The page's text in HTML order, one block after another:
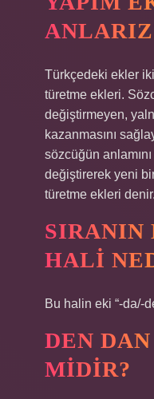
Türkçedeki ekler
türetme ekleri.
değiştirmeyen,
kazanmasını
sözcüğün
değiştirerek yeni
türetme ekleri denir.
SIRANIN
HALI
Bu halin eki “-da/-
DEN
MIDIR?